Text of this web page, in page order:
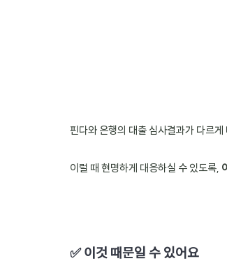
핀다와 은행의 대출 심사결과가 다르
이럴 때 현명하게 대응하실 수 있도록,
✅ 이것 때문일 수 있어요